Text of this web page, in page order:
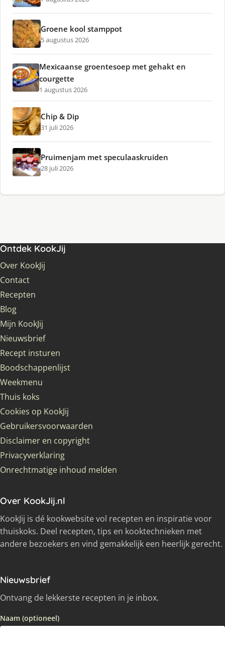
Groene kool stamppot
5 augustus 2026
Mexicaanse groentesoep met gehakt en
courgette
1 augustus 2026
Chip & Dip
31 juli 2026
Pruimenjam met speculaaskruiden
28 juli 2026
Ontdek KookJij
Over KookJij
Contact
Recepten
Blog
Mijn KookJij
Nieuwsbrief
Recept insturen
Boodschappenlijst
Weekmenu
Thuis koks
Cookies op KookJij
Gebruikersvoorwaarden
Disclaimer en copyright
Privacyverklaring
Onrechtmatige inhoud melden
Over KookJij.nl
KookJij is dé kookwebsite vol recepten en inspiratie voor
thuiskoks. Deel recepten, tips en kooktechnieken met
andere bezoekers en vind gemakkelijk een heerlijk gerecht.
Nieuwsbrief
Ontvang de lekkerste recepten in je inbox.
Naam (optioneel)